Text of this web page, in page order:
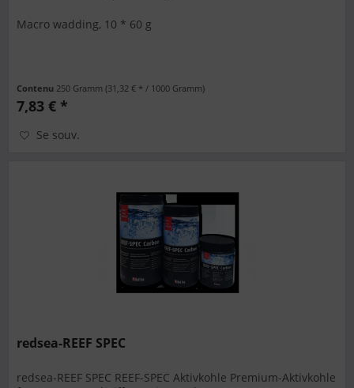
Macro wadding, 10 * 60 g
Contenu250 Gramm(31,32 € * / 1000 Gramm)
7,83 € *
Se souv.
redsea-REEF SPEC
redsea-REEF SPEC REEF-SPEC Aktivkohle Premium-Aktivkohle